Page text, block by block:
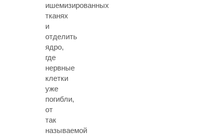
ишемизированных
тканях
и
отделить
ядро,
где
нервные
клетки
уже
погибли,
от
так
называемой